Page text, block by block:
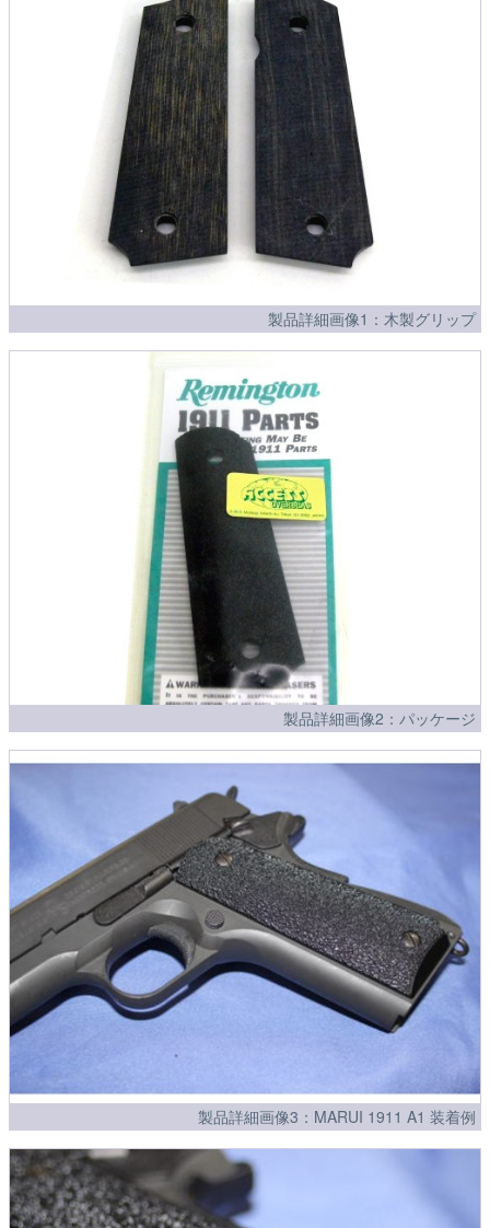
製品詳細画像1：木製グリップ
製品詳細画像2：パッケージ
製品詳細画像3：MARUI 1911 A1 装着例